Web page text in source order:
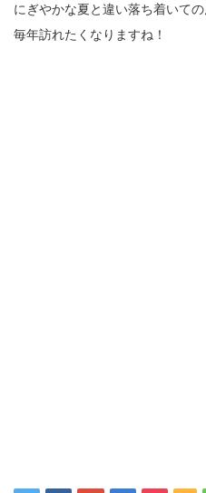
にぎやかな夏と違い落ち着いて
毎年訪れたくなりますね！